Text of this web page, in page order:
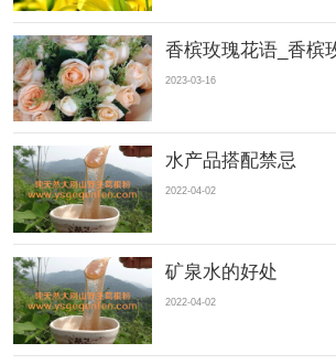
香槟玫瑰花语_香槟
2023-03-16
水产品搭配禁忌
2022-04-02
矿泉水的好处
2022-04-02